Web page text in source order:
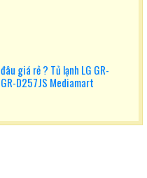
giá rẻ ? Tủ lạnh LG GR-
D257JS Mediamart